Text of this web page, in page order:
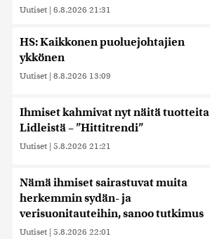
Uutiset | 6.8.2026 21:31
HS: Kaikkonen puoluejohtajien
ykkönen
Uutiset | 8.8.2026 13:09
Ihmiset kahmivat nyt näitä tuotteita
Lidleistä – ”Hittitrendi”
Uutiset | 5.8.2026 21:21
Nämä ihmiset sairastuvat muita
herkemmin sydän- ja
verisuonitauteihin, sanoo tutkimus
Uutiset | 5.8.2026 22:01